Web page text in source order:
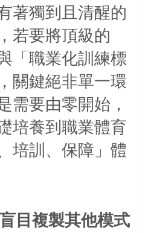
著獨到且清醒的
若要將頂級的
「職業化訓練標
關鍵絕非單一環
需要由零開始，
培養到職業體育
培訓、保障」體
目複製其他模式